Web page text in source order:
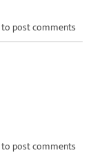
to post comments
to post comments